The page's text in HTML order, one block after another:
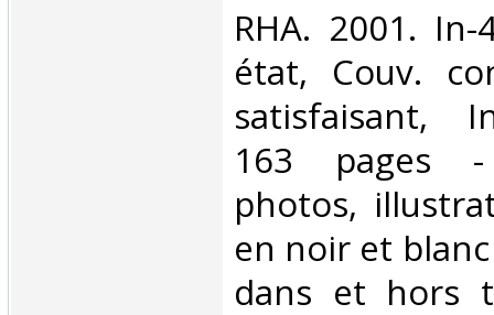
‎RHA. 2001.
état, Couv.
satisfaisant,
163 pages -
photos,
en noir et
dans et hors